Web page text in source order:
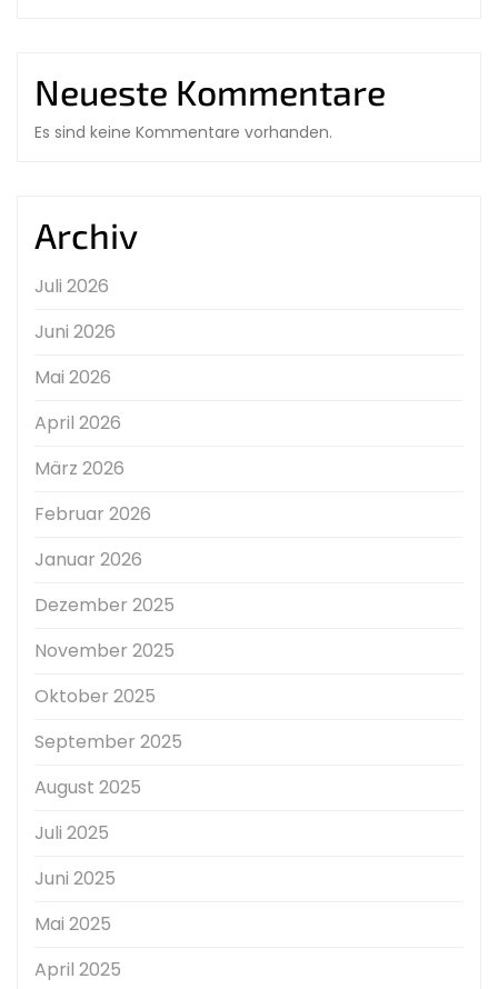
Neueste Kommentare
Es sind keine Kommentare vorhanden.
Archiv
Juli 2026
Juni 2026
Mai 2026
April 2026
März 2026
Februar 2026
Januar 2026
Dezember 2025
November 2025
Oktober 2025
September 2025
August 2025
Juli 2025
Juni 2025
Mai 2025
April 2025